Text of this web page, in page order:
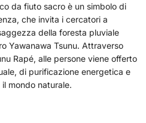
da fiuto sacro è un simbolo di
che invita i cercatori a
della foresta pluviale
Yawanawa Tsunu. Attraverso
Rapé, alle persone viene offerto
di purificazione energetica e
mondo naturale.